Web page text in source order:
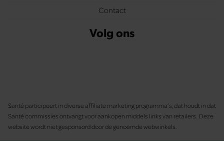
Contact
Volg ons
Santé participeert in diverse affiliate marketing programma’s, dat houdt in dat
Santé commissies ontvangt voor aankopen middels links van retailers. Deze
website wordt niet gesponsord door de genoemde webwinkels.